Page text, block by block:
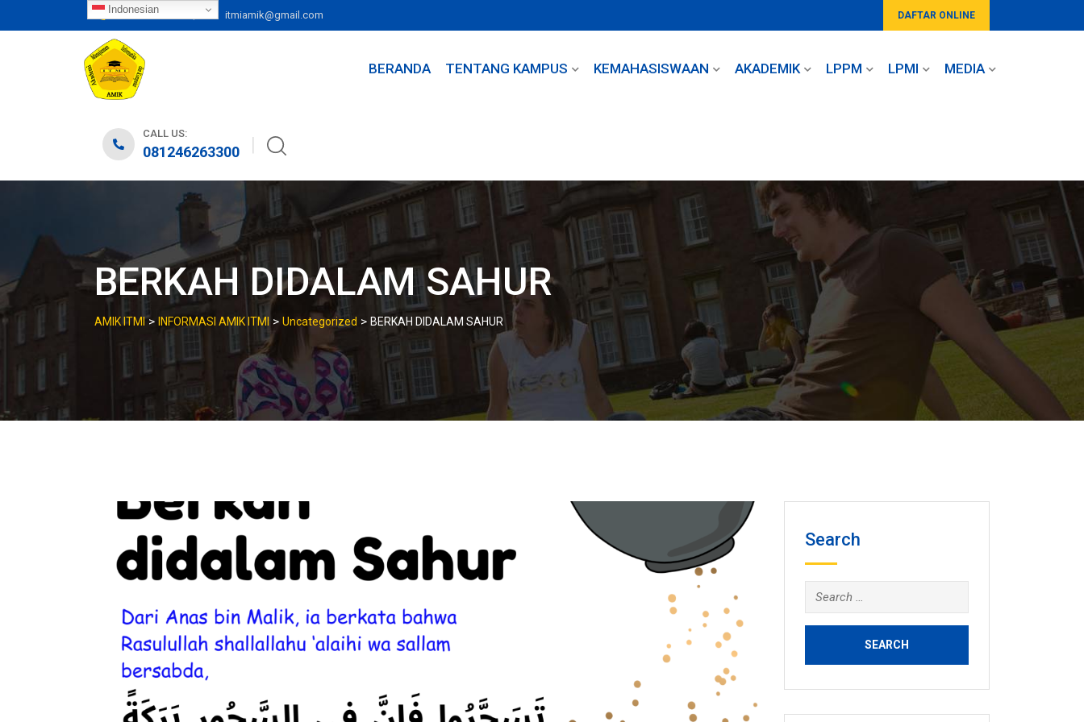
to
081246263300 itmiamik@gmail.com DAFTAR ONLINE
BERANDA TENTANG KAMPUS KEMAHASISWAAN AKADEMIK LPPM LPMI MEDIA
CALL US:
081246263300
BERKAH DIDALAM SAHUR
AMIK ITMI> INFORMASI AMIK ITMI > Uncategorized > BERKAH DIDALAM SAHUR
Search
Search
for:
Indonesian